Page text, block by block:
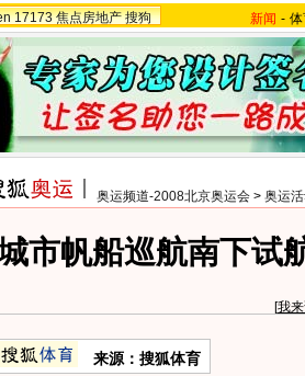
17173 焦点房地产 搜狗 新闻 -
奥运频道-2008北京奥运会 > 奥运
市帆船巡航南下试
[我
来源：搜狐体育